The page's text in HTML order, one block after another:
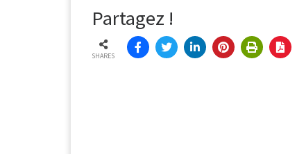
Partagez !
SHARES